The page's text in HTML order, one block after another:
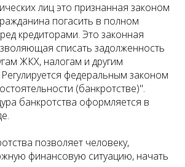
лиц это признанная законом
погасить в полном
кредиторами. Это законная
списать задолженность
ЖКХ, налогам и другим
федеральным законом
(банкротстве)".
банкротства оформляется в
позволяет человеку,
финансовую ситуацию, начать